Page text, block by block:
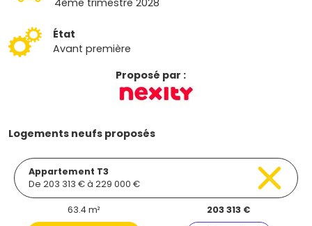
4ème trimestre 2028
État
Avant première
Proposé par :
Logements neufs proposés
Appartement T3
De 203 313 € à 229 000 €
63.4 m² 203 313 €